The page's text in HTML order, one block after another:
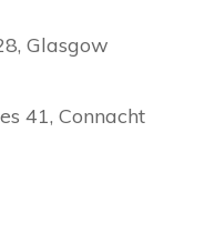
Glasgow
41, Connacht